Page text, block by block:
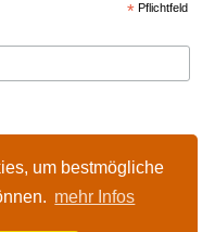
um bestmögliche
mehr Infos
* Pflichtfeld